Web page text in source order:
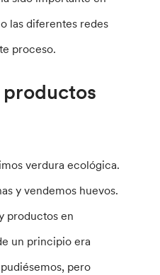
las diferentes redes
proceso.
verdura ecológica.
y vendemos huevos.
productos en
un principio era
pero